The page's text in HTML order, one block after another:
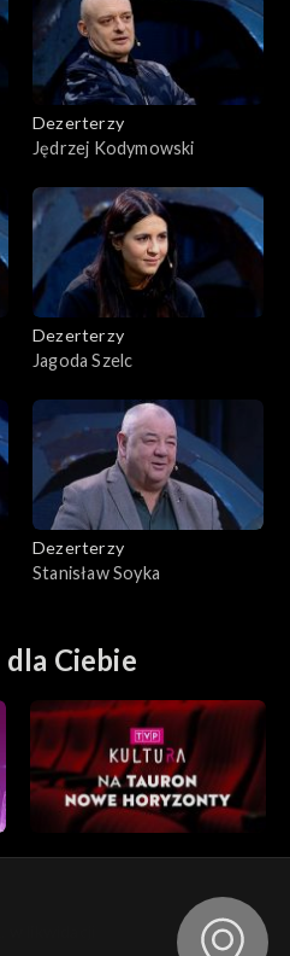
Dezerterzy
Jędrzej Kodymowski
Dezerterzy
Jagoda Szelc
Dezerterzy
Stanisław Soyka
Ciebie